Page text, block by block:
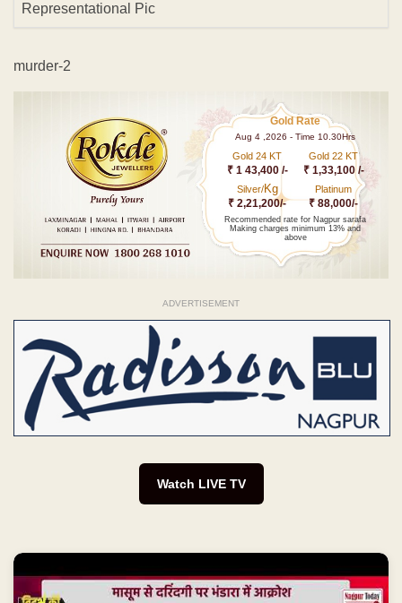
Representational Pic
murder-2
Gold Rate
Aug 4 ,2026 - Time 10.30Hrs
Gold 24 KT
₹ 1 43,400 /-
Gold 22 KT
₹ 1,33,100 /-
Silver/Kg
₹ 2,21,200/-
Platinum
₹ 88,000/-
Recommended rate for Nagpur sarafa
Making charges minimum 13% and
above
ADVERTISEMENT
Watch LIVE TV